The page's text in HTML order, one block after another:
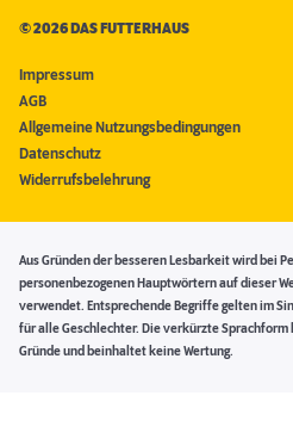
©2026 DAS FUTTERHAUS
Impressum
AGB
Allgemeine Nutzungsbedingungen
Datenschutz
Widerrufsbelehrung
Aus Gründen der besseren Lesbarkeit wird bei
personenbezogenen Hauptwörtern auf dieser
verwendet. Entsprechende Begriffe gelten im
für alle Geschlechter. Die verkürzte
Gründe und beinhaltet keine Wertung.